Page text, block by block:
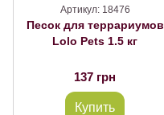
Артикул: 18476
Песок для террариумов
Lolo Pets 1.5 кг
137 грн
Купить